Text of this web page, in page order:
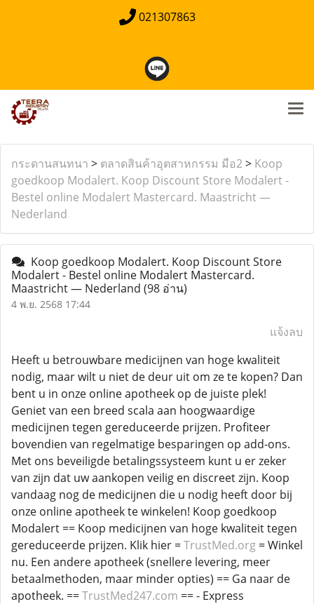
021307863
กระดานสนทนา > ตลาดสินค้าอุตสาหกรรม มือ2> Koop
goedkoop Modalert. Koop Discount Store Modalert -
Bestel online Modalert Mastercard. Maastricht —
Nederland
Koop goedkoop Modalert. Koop Discount Store
Modalert - Bestel online Modalert Mastercard.
Maastricht — Nederland (98 อ่าน)
4 พ.ย. 2568 17:44
แจ้งลบ
Heeft u betrouwbare medicijnen van hoge kwaliteit
nodig, maar wilt u niet de deur uit om ze te kopen? Dan
bent u in onze online apotheek op de juiste plek!
Geniet van een breed scala aan hoogwaardige
medicijnen tegen gereduceerde prijzen. Profiteer
bovendien van regelmatige besparingen op add-ons.
Met ons beveiligde betalingssysteem kunt u er zeker
van zijn dat uw aankopen veilig en discreet zijn. Koop
vandaag nog de medicijnen die u nodig heeft door bij
onze online apotheek te winkelen! Koop goedkoop
Modalert == Koop medicijnen van hoge kwaliteit tegen
gereduceerde prijzen. Klik hier =TrustMed.org = Winkel
nu. Een andere apotheek (snellere levering, meer
betaalmethoden, maar minder opties) == Ga naar de
apotheek. ==TrustMed247.com == - Express